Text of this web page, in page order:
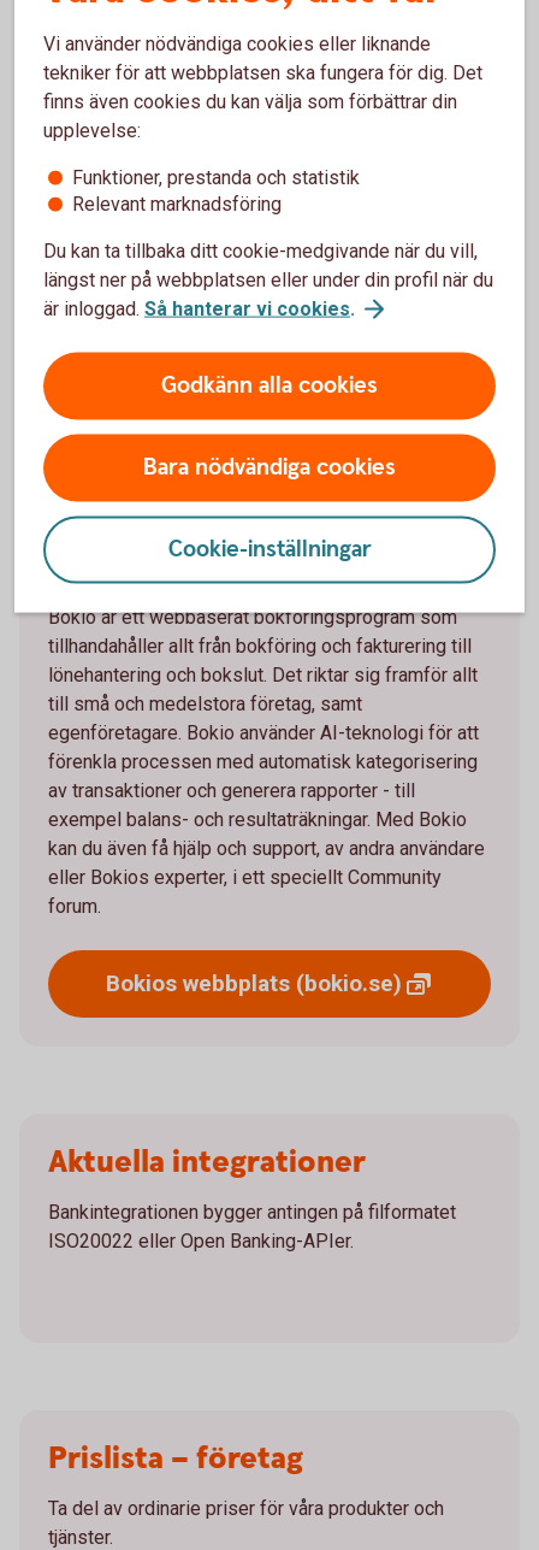
Hantera er ekonomi på ett
enkelt,snabbtochsäkert
sätt med bankintegration.
Bokio
Om Bokio
Bokio är ett webbaserat bokföringsprogram som
tillhandahåller allt från bokföring och fakturering till
lönehantering och bokslut. Det riktar sig framför allt
till små och medelstora företag, samt
egenföretagare. Bokio använder AI-teknologi för att
förenkla processen med automatisk kategorisering
av transaktioner och generera rapporter - till
exempel balans- och resultaträkningar. Med Bokio
kan du även få hjälp och support, av andra användare
eller Bokios experter, i ett speciellt Community
forum.
Bokios webbplats (bokio.se)
Aktuella integrationer
Bankintegrationen bygger antingen på filformatet
ISO20022 eller Open Banking-APIer.
Prislista – företag
Ta del av ordinarie priser för våra produkter och
tjänster.
Vi använder nödvändiga cookies eller liknande
tekniker för att webbplatsen ska fungera för dig. Det
finns även cookies du kan välja som förbättrar din
upplevelse:
Funktioner, prestanda och statistik
Relevant marknadsföring
Du kan ta tillbaka ditt cookie-medgivande när du vill,
längst ner på webbplatsen eller under din profil när du
är inloggad. Så hanterar vi cookies.
Godkänn alla cookies
Bara nödvändiga cookies
Cookie-inställningar